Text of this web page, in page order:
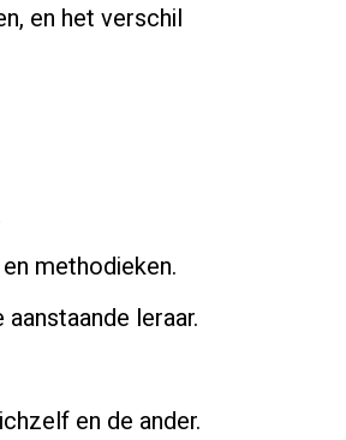
en het verschil
methodieken.
leraar.
en de ander.